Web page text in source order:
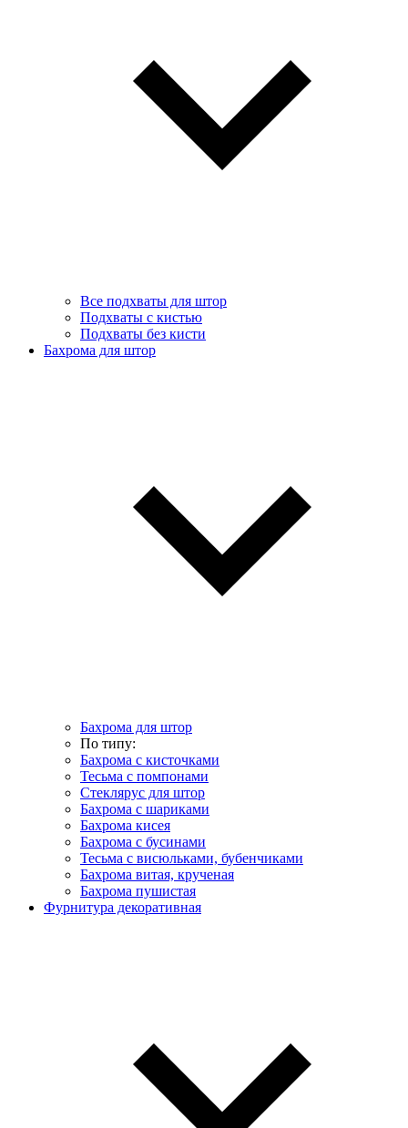
Все подхваты для штор
Подхваты с кистью
Подхваты без кисти
Бахрома для штор
Бахрома для штор
По типу:
Бахрома с кисточками
Тесьма с помпонами
Стеклярус для штор
Бахрома с шариками
Бахрома кисея
Бахрома с бусинами
Тесьма с висюльками, бубенчиками
Бахрома витая, крученая
Бахрома пушистая
Фурнитура декоративная